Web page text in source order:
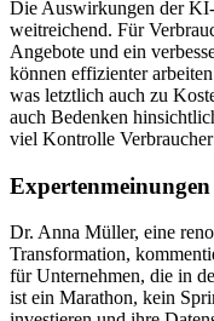
Die Auswirkungen der
weitreichend. Für
Angebote und ein
können effizienter
was letztlich auch zu
auch Bedenken
viel Kontrolle
Dr. Anna Müller, eine
Transformation,
für Unternehmen, die in
ist ein Marathon, kein